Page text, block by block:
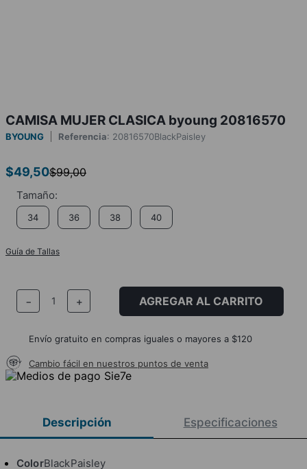
CAMISA MUJER CLASICA byoung 20816570
BYOUNG Referencia: 20816570BlackPaisley
$49,50$99,00
34 36 38 40
Guía de Tallas
＋
－ AGREGAR AL CARRITO
Envío gratuito en compras iguales o mayores a $120
Cambio fácil en nuestros puntos de venta
Descripción Especificaciones
ColorBlackPaisley